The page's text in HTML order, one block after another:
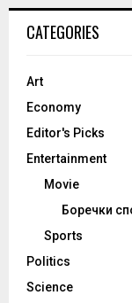
CATEGORIES
Art
Economy
Editor's Picks
Entertainment
Movie
Боречки
Sports
Politics
Science